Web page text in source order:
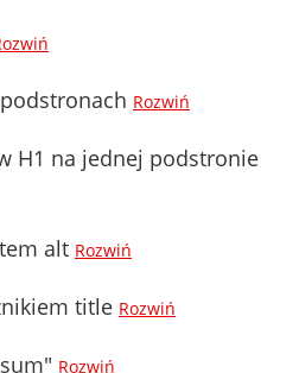
Rozwiń
H1 na jednej podstronie
alt Rozwiń
title Rozwiń
Rozwiń